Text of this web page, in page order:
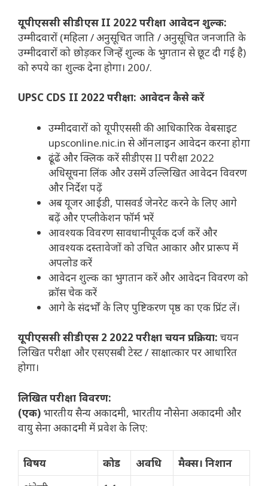
यूपीएससी सीडीएस II 2022 परीक्षा आवेदन शुल्क:
उम्मीदवारों (महिला / अनुसूचित जाति / अनुसूचित जनजाति के
उम्मीदवारों को छोड़कर जिन्हें शुल्क के भुगतान से छूट दी गई है)
को रुपये का शुल्क देना होगा। 200/.
UPSC CDS II 2022 परीक्षा: आवेदन कैसे करें
उम्मीदवारों को यूपीएससी की आधिकारिक वेबसाइट
upsconline.nic.in से ऑनलाइन आवेदन करना होगा
ढूंढें और क्लिक करेंसीडीएस II परीक्षा 2022
अधिसूचना लिंक और उसमें उल्लिखित आवेदन विवरण
और निर्देश पढ़ें
अब यूजर आईडी, पासवर्ड जेनरेट करने के लिए आगे
बढ़ें और एप्लीकेशन फॉर्म भरें
आवश्यक विवरण सावधानीपूर्वक दर्ज करें और
आवश्यक दस्तावेजों को उचित आकार और प्रारूप में
अपलोड करें
आवेदन शुल्क का भुगतान करें और आवेदन विवरण को
क्रॉस चेक करें
आगे के संदर्भों के लिए पुष्टिकरण पृष्ठ का एक प्रिंट लें।
यूपीएससी सीडीएस 2 2022 परीक्षा चयन प्रक्रिया: चयन
लिखित परीक्षा और एसएसबी टेस्ट / साक्षात्कार पर आधारित
होगा।
लिखित परीक्षा विवरण:
(एक) भारतीय सैन्य अकादमी, भारतीय नौसेना अकादमी और
वायु सेना अकादमी में प्रवेश के लिए:
विषय कोड अवधि
मैक्स। निशान